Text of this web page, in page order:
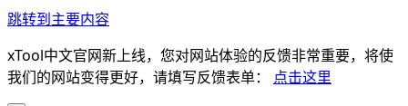
跳转到主要内容
xTool中文官网新上线，您对网站体验的反馈非常重要，将使
我们的网站变得更好，请填写反馈表单： 点击这里